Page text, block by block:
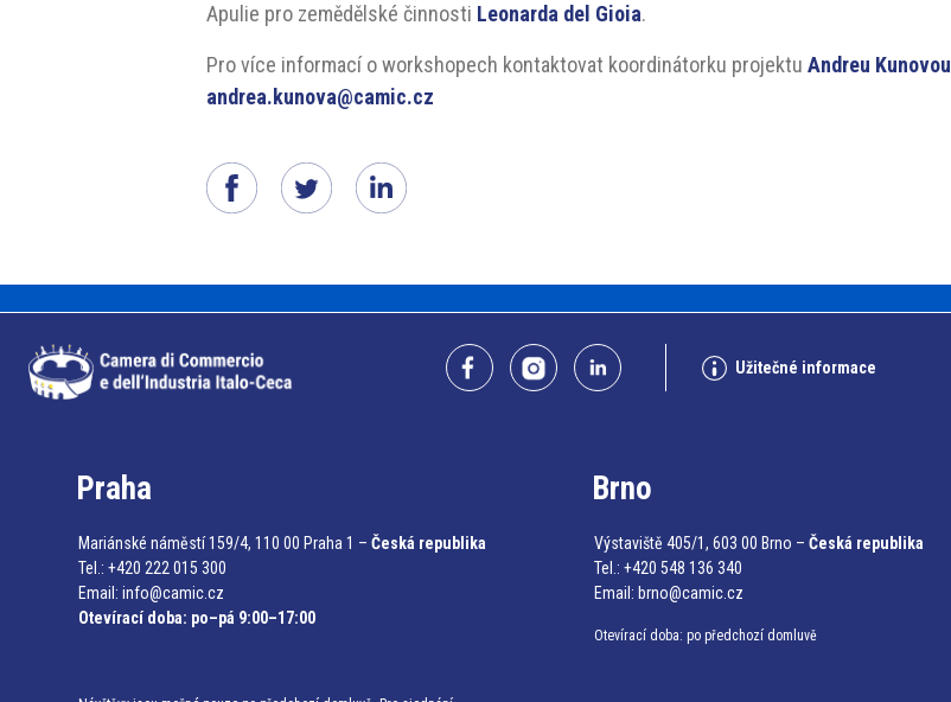
Apulie pro zemědělské činnosti Leonarda del Gioia.
Pro více informací o workshopech kontaktovat koordinátorku projektuAndreu Kunovou
andrea.kunova@camic.cz
Užitečné informace
Praha
Mariánské náměstí 159/4, 110 00 Praha 1 – Česká republika
Tel.: +420 222 015 300
Email: info@camic.cz
Otevírací doba: po–pá 9:00–17:00
Brno
Výstaviště 405/1, 603 00 Brno – Česká republika
Tel.: +420 548 136 340
Email: brno@camic.cz
Otevírací doba: po předchozí domluvě